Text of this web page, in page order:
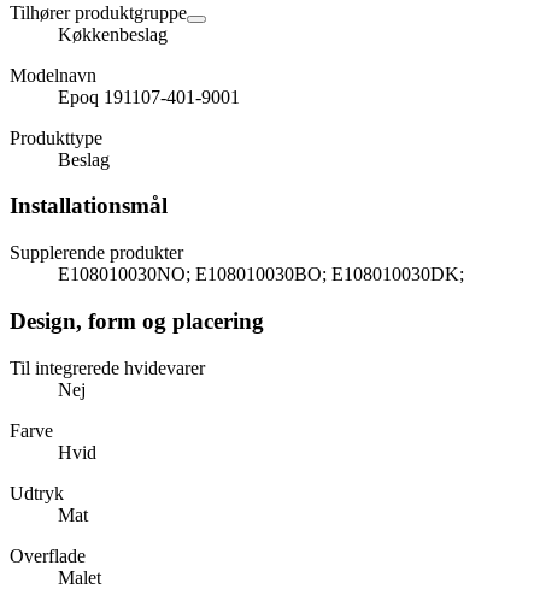
Tilhører produktgruppe
Køkkenbeslag
Modelnavn
Epoq 191107-401-9001
Produkttype
Beslag
Installationsmål
Supplerende produkter
E108010030NO; E108010030BO; E108010030DK;
Design, form og placering
Til integrerede hvidevarer
Nej
Farve
Hvid
Udtryk
Mat
Overflade
Malet